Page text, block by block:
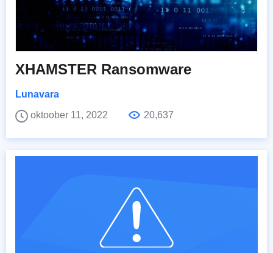
XHAMSTER Ransomware
Lunavara
oktoober 11, 2022
20,637